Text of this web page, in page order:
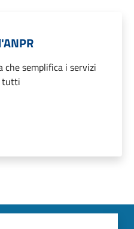
che semplifica i servizi
tutti